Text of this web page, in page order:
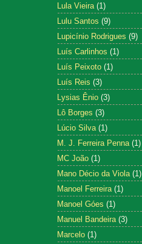
Lula Vieira (1)
Lulu Santos (9)
Lupicínio Rodrigues (9)
Luís Carlinhos (1)
Luís Peixoto (1)
Luís Reis (3)
Lysias Ênio (3)
Lô Borges (3)
Lúcio Silva (1)
M. J. Ferreira Penna (1)
MC João (1)
Mano Décio da Viola (1)
Manoel Ferreira (1)
Manoel Góes (1)
Manuel Bandeira (3)
Marcelo (1)